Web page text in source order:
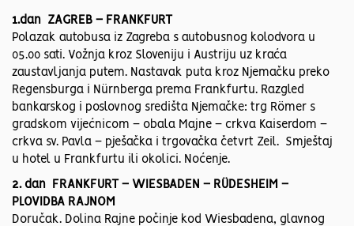
1.dan ZAGREB – FRANKFURT
Polazak autobusa iz Zagreba s autobusnog kolodvora u
05.00 sati. Vožnja kroz Sloveniju i Austriju uz kraća
zaustavljanja putem. Nastavak puta kroz Njemačku preko
Regensburga i Nürnberga prema Frankfurtu. Razgled
bankarskog i poslovnog središta Njemačke: trg Römer s
gradskom vijećnicom – obala Majne – crkva Kaiserdom –
crkva sv. Pavla – pješačka i trgovačka četvrt Zeil. Smještaj
u hotel u Frankfurtu ili okolici. Noćenje.
2. dan FRANKFURT – WIESBADEN – RÜDESHEIM –
PLOVIDBA RAJNOM
Doručak. Dolina Rajne počinje kod Wiesbadena, glavnog